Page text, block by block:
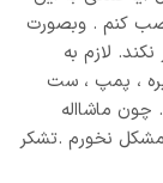
کنم . وبصورت
لازم به
، پمپ ، ست
ماشااله
نخورم .تشکر